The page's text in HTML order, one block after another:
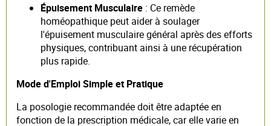
Épuisement Musculaire : Ce remède
homéopathique peut aider à soulager
l'épuisement musculaire général après des efforts
physiques, contribuant ainsi à une récupération
plus rapide.
Mode d'Emploi Simple et Pratique
La posologie recommandée doit être adaptée en
fonction de la prescription médicale, car elle varie en